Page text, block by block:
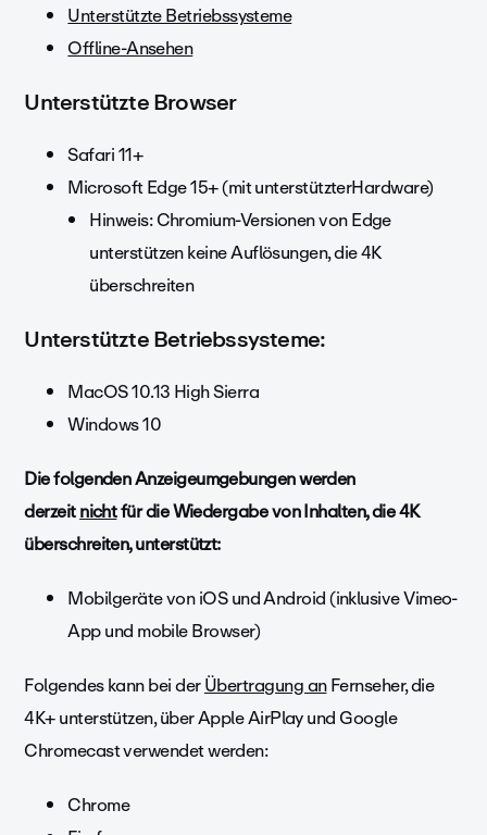
Unterstützte Betriebssysteme
Offline-Ansehen
Unterstützte Browser
Safari 11+
Microsoft Edge 15+ (mit unterstützterHardware)
Hinweis: Chromium-Versionen von Edge
unterstützen keine Auflösungen, die 4K
überschreiten
Unterstützte Betriebssysteme:
MacOS 10.13 High Sierra
Windows 10
Die folgenden Anzeigeumgebungen werden
derzeitnichtfür die Wiedergabe von Inhalten, die 4K
überschreiten, unterstützt:
Mobilgeräte von iOS und Android (inklusive Vimeo-
App und mobile Browser)
Folgendes kann bei derÜbertragung anFernseher, die
4K+ unterstützen, über Apple AirPlay und Google
Chromecast verwendet werden:
Chrome